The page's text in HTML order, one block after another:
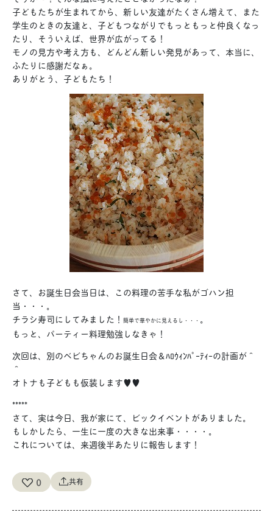
子どもたちが生まれてから、新しい友達がたくさん増えて、また
学生のときの友達と、子どもつながりでもっともっと仲良くなっ
たり、そういえば、世界が広がってる！
モノの見方や考え方も、どんどん新しい発見があって、本当に、
ふたりに感謝だなぁ。
ありがとう、子どもたち！
さて、お誕生日会当日は、この料理の苦手な私がゴハン担
当・・・。
チラシ寿司にしてみました！ 簡単で華やかに見えるし・・・ 。
もっと、パーティー料理勉強しなきゃ！
次回は、別のベビちゃんのお誕生日会＆ﾊﾛｳｨﾝﾊﾟｰﾃｨｰの計画が＾
＾
オトナも子どもも仮装します♥♥
*****
さて、実は今日、我が家にて、ビックイベントがありました。
もしかしたら、一生に一度の大きな出来事・・・・。
これについては、来週後半あたりに報告します！
0 共有